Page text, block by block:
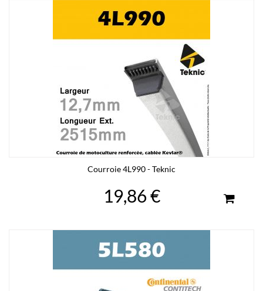
Courroie 4L990 - Teknic
19,86 €